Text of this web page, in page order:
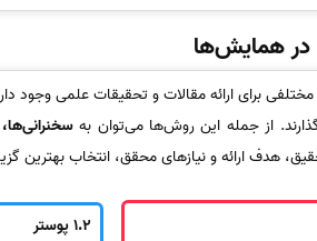
در همایش‌ها
برای ارائه مقالات و تحقیقات علمی وجود
از جمله این روش‌ها می‌توان به
هدف ارائه و نیازهای محقق، انتخاب بهترین
1.2پوستر